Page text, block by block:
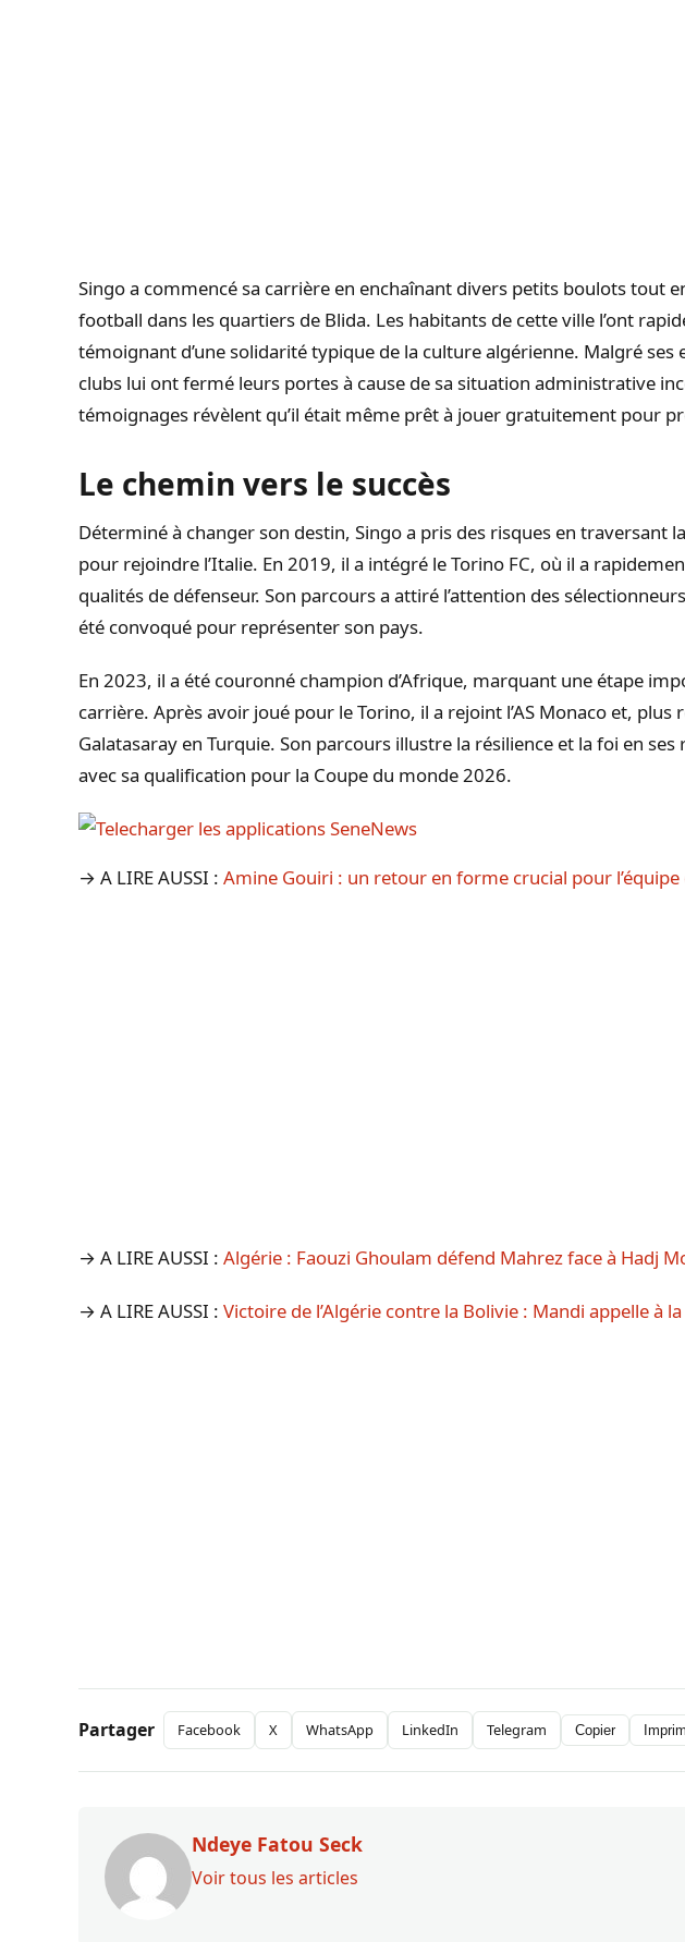
Singo a commencé sa carrière en enchaînant divers petits boulots tout
football dans les quartiers de Blida. Les habitants de cette ville l’ont
témoignant d’une solidarité typique de la culture algérienne. Malgré
clubs lui ont fermé leurs portes à cause de sa situation administrative
témoignages révèlent qu’il était même prêt à jouer gratuitement pour
Le chemin vers le succès
Déterminé à changer son destin, Singo a pris des risques en traversant
pour rejoindre l’Italie. En 2019, il a intégré le Torino FC, où il a
qualités de défenseur. Son parcours a attiré l’attention des
été convoqué pour représenter son pays.
En 2023, il a été couronné champion d’Afrique, marquant une étape
carrière. Après avoir joué pour le Torino, il a rejoint l’AS Monaco et, plus
Galatasaray en Turquie. Son parcours illustre la résilience et la foi en
avec sa qualification pour la Coupe du monde 2026.
→ A LIRE AUSSI : Amine Gouiri : un retour en forme crucial pour l’équipe
→ A LIRE AUSSI : Algérie : Faouzi Ghoulam défend Mahrez face à Hadj
→ A LIRE AUSSI : Victoire de l’Algérie contre la Bolivie : Mandi appelle à
Partager Facebook X WhatsApp LinkedIn Telegram Copier
Ndeye Fatou Seck
Voir tous les articles